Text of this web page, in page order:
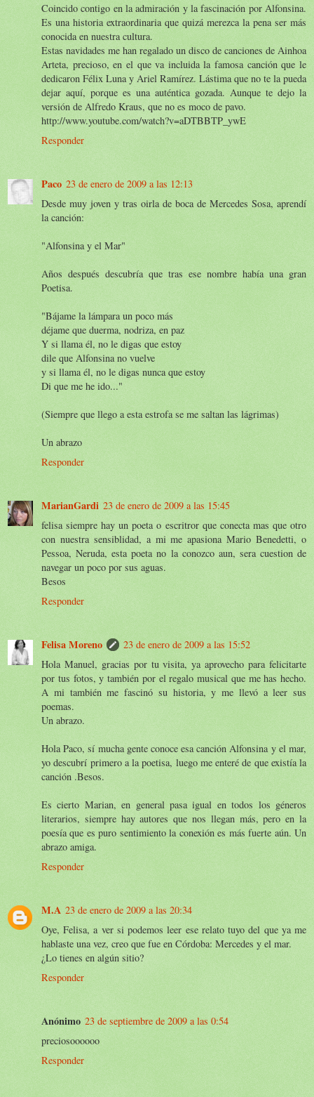
Coincido contigo en la admiración y la fascinación por Alfonsina.
Es una historia extraordinaria que quizá merezca la pena ser más
conocida en nuestra cultura.
Estas navidades me han regalado un disco de canciones de Ainhoa
Arteta, precioso, en el que va incluida la famosa canción que le
dedicaron Félix Luna y Ariel Ramírez. Lástima que no te la pueda
dejar aquí, porque es una auténtica gozada. Aunque te dejo la
versión de Alfredo Kraus, que no es moco de pavo.
http://www.youtube.com/watch?v=aDTBBTP_ywE
Responder
Paco 23 de enero de 2009 a las 12:13
Desde muy joven y tras oirla de boca de Mercedes Sosa, aprendí
la canción:
"Alfonsina y el Mar"
Años después descubría que tras ese nombre había una gran
Poetisa.
"Bájame la lámpara un poco más
déjame que duerma, nodriza, en paz
Y si llama él, no le digas que estoy
dile que Alfonsina no vuelve
y si llama él, no le digas nunca que estoy
Di que me he ido..."
(Siempre que llego a esta estrofa se me saltan las lágrimas)
Un abrazo
Responder
MarianGardi 23 de enero de 2009 a las 15:45
felisa siempre hay un poeta o escritror que conecta mas que otro
con nuestra sensiblidad, a mi me apasiona Mario Benedetti, o
Pessoa, Neruda, esta poeta no la conozco aun, sera cuestion de
navegar un poco por sus aguas.
Besos
Responder
Felisa Moreno
23 de enero de 2009 a las 15:52
Hola Manuel, gracias por tu visita, ya aprovecho para felicitarte
por tus fotos, y también por el regalo musical que me has hecho.
A mi también me fascinó su historia, y me llevó a leer sus
poemas.
Un abrazo.
Hola Paco, sí mucha gente conoce esa canción Alfonsina y el mar,
yo descubrí primero a la poetisa, luego me enteré de que existía la
canción .Besos.
Es cierto Marian, en general pasa igual en todos los géneros
literarios, siempre hay autores que nos llegan más, pero en la
poesía que es puro sentimiento la conexión es más fuerte aún. Un
abrazo amiga.
Responder
M.A 23 de enero de 2009 a las 20:34
Oye, Felisa, a ver si podemos leer ese relato tuyo del que ya me
hablaste una vez, creo que fue en Córdoba: Mercedes y el mar.
¿Lo tienes en algún sitio?
Responder
Anónimo 23 de septiembre de 2009 a las 0:54
preciosoooooo
Responder